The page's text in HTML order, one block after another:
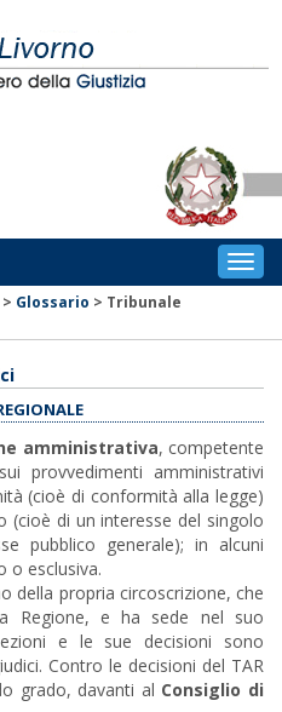
> Glossario > Tribunale
amministrativa, competente
provvedimenti amministrativi
(cioè di conformità alla legge)
(cioè di un interesse del singolo
pubblico generale); in alcuni
o esclusiva.
della propria circoscrizione, che
Regione, e ha sede nel suo
e le sue decisioni sono
Contro le decisioni del TAR
grado, davanti al Consiglio di